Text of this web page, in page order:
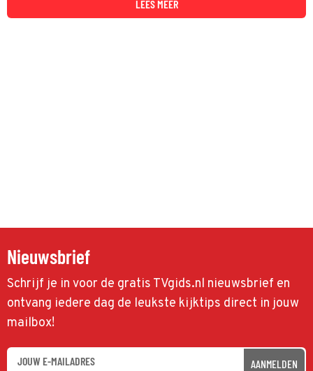
LEES MEER
Nieuwsbrief
Schrijf je in voor de gratis TVgids.nl nieuwsbrief en
ontvang iedere dag de leukste kijktips direct in jouw
mailbox!
AANMELDEN